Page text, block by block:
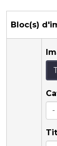
Bloc(s)